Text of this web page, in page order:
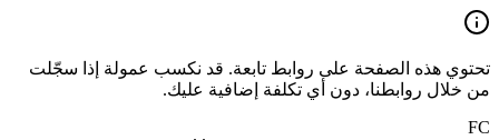
تحتوي هذه الصفحة على روابط تابعة. قد نكسب عمولة إذا سجّلت
من خلال روابطنا، دون أي تكلفة إضافية عليك.
FC